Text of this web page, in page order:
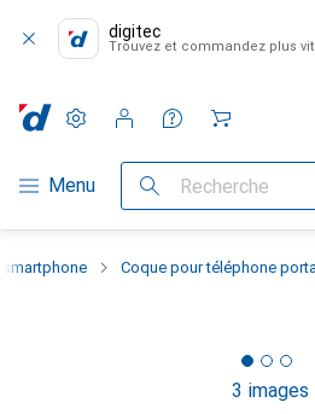
digitec
Trouvez et commandez plus
Navigation par catégorie
Menu Recherche
Paramètres
Compte client
Listes de comparaison
Listes d'envies
Panier
Coque pour téléphone
3 images